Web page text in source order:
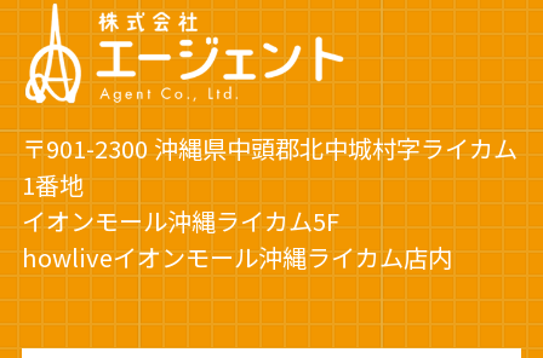
〒901-2300 沖縄県中頭郡北中城村字ライカム
1番地
イオンモール沖縄ライカム5F
howliveイオンモール沖縄ライカム店内